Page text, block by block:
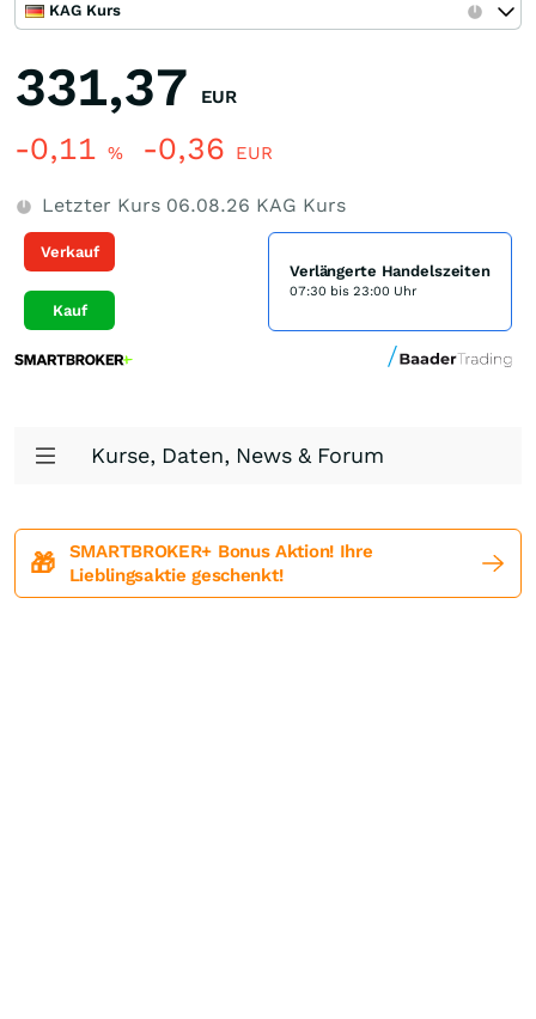
KAG Kurs
331,37 EUR
-0,11 % -0,36 EUR
Letzter Kurs 06.08.26 KAG Kurs
Verkauf
Kauf
Verlängerte Handelszeiten
07:30 bis 23:00 Uhr
Kurse, Daten, News & Forum
🎁
SMARTBROKER+ Bonus Aktion! Ihre
Lieblingsaktie geschenkt!